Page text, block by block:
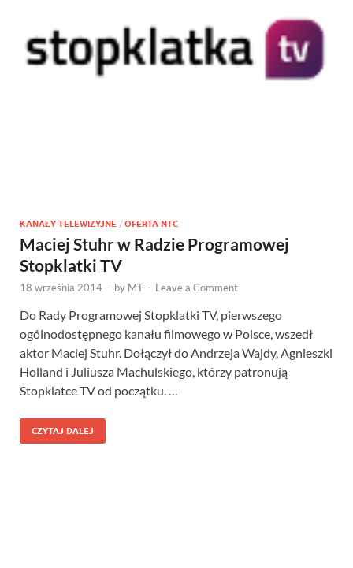
KANAŁY TELEWIZYJNE / OFERTA NTC
Maciej Stuhr w Radzie Programowej
Stopklatki TV
18 września 2014 - by MT - Leave a Comment
Do Rady Programowej Stopklatki TV, pierwszego
ogólnodostępnego kanału filmowego w Polsce, wszedł
aktor Maciej Stuhr. Dołączył do Andrzeja Wajdy, Agnieszki
Holland i Juliusza Machulskiego, którzy patronują
Stopklatce TV od początku. …
CZYTAJ DALEJ